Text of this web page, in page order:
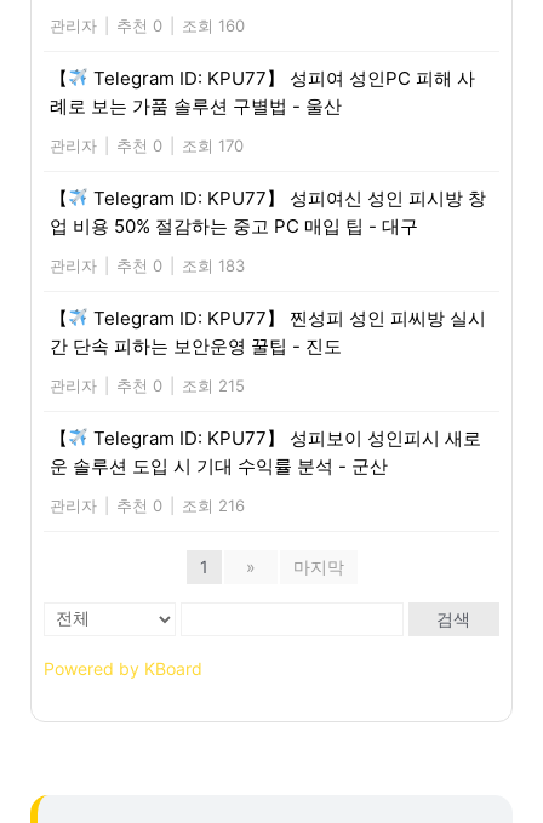
관리자 추천 0 조회 160
【
Telegram ID: KPU77】 성피여 성인PC 피해 사
례로 보는 가품 솔루션 구별법 - 울산
관리자 추천 0 조회 170
【
Telegram ID: KPU77】 성피여신 성인 피시방 창
업 비용 50% 절감하는 중고 PC 매입 팁 - 대구
관리자 추천 0 조회 183
【
Telegram ID: KPU77】 찐성피 성인 피씨방 실시
간 단속 피하는 보안운영 꿀팁 - 진도
관리자 추천 0 조회 215
【
Telegram ID: KPU77】 성피보이 성인피시 새로
운 솔루션 도입 시 기대 수익률 분석 - 군산
관리자 추천 0 조회 216
1 » 마지막
검색
Powered by KBoard